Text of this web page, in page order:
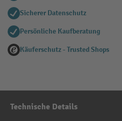
Sicherer Datenschutz
Persönliche Kaufberatung
Käuferschutz - Trusted Shops
Technische Details